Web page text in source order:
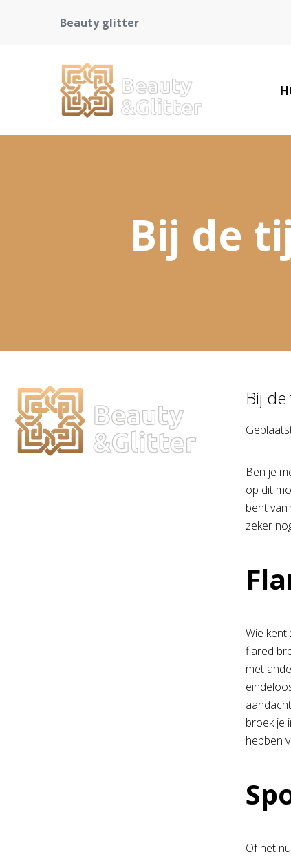
Beauty glitter
Bij de
Bij
Ben je
op dit
bent
zeker
Wie
flared
met
broek je
hebben
Of het